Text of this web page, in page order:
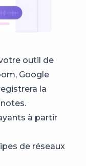
outil de
Google
la
à partir
de réseaux